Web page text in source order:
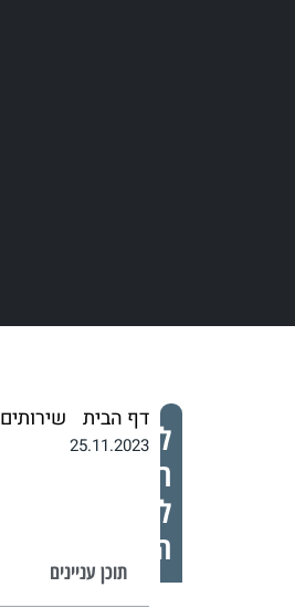
לייעוץ
ראשוני
ללא
התחייבות
דף הבית שירותים
25.11.2023
תוכן עניינים